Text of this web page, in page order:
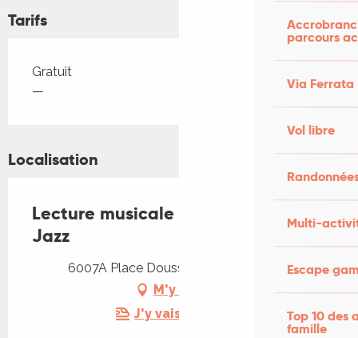
parcours
Via Ferrata
Vol libre
Multi-
Escape
Top 10 des
famille
Tarifs
Tarifs 2026
Gratuit
—
Localisation
Lecture musicale avec Souillac en
Jazz
6007A Place Doussot, 46200 Souillac
M'y rendre
J'y vais en train !